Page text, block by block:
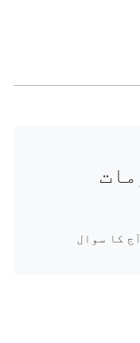
آج کا سوال